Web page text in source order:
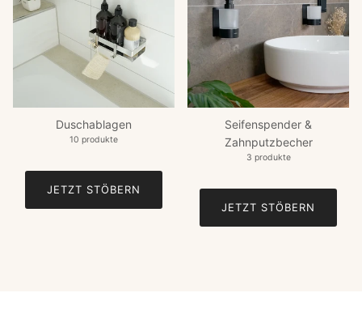
Duschablagen
10 produkte
JETZT STÖBERN
Seifenspender &
Zahnputzbecher
3 produkte
JETZT STÖBERN